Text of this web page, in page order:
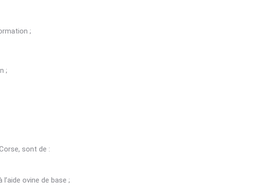
;
;
sont de :
ovine de base ;